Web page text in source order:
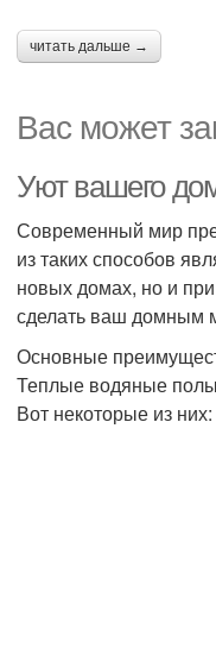
читать дальше →
Вас может
Уют вашего
Современный мир
из таких способов
новых домах, но и
сделать ваш домным
Основные
Теплые водяные
Вот некоторые из них: